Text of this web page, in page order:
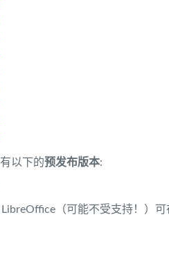
以下的预发布版本:
（可能不受支持！）可